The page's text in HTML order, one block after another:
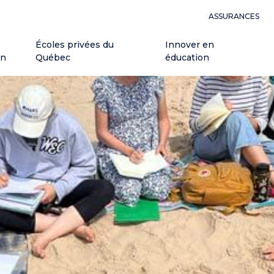
ASSURANCES
Écoles privées du
Québec
Innover en
éducation